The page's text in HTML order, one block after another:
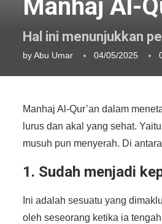
Manhaj Al-
Hal ini menunjukkan
byAbu Umar 04/05/2025
Manhaj Al-Qur’an dalam
lurus dan akal yang sehat.
musuh pun menyerah. Di
1. Sudah menjadi
Ini adalah sesuatu yang
oleh seseorang ketika ia